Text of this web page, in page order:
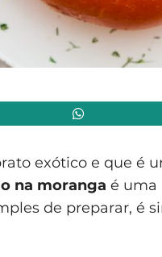
exótico e que é
na moranga é uma
de preparar, é